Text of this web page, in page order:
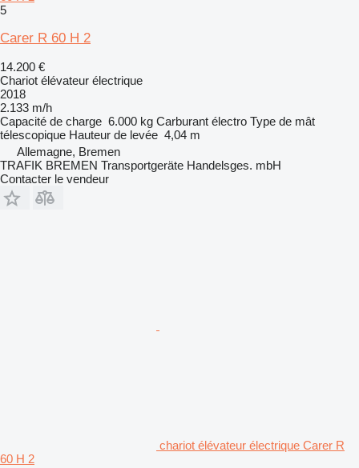
5
Carer R 60 H 2
14.200 €
Chariot élévateur électrique
2018
2.133 m/h
Capacité de charge 6.000 kg Carburant électro Type de mât
télescopique Hauteur de levée 4,04 m
Allemagne, Bremen
TRAFIK BREMEN Transportgeräte Handelsges. mbH
Contacter le vendeur
chariot élévateur électrique Carer R
60 H 2